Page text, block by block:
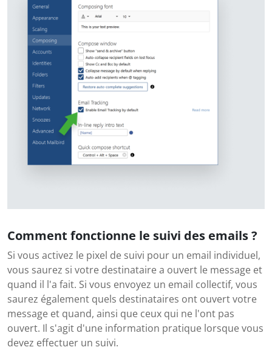
Comment fonctionne le suivi des emails ?
Si vous activez le pixel de suivi pour un email individuel,
vous saurez si votre destinataire a ouvert le message et
quand il l'a fait. Si vous envoyez un email collectif, vous
saurez également quels destinataires ont ouvert votre
message et quand, ainsi que ceux qui ne l'ont pas
ouvert. Il s'agit d'une information pratique lorsque vous
devez effectuer un suivi.